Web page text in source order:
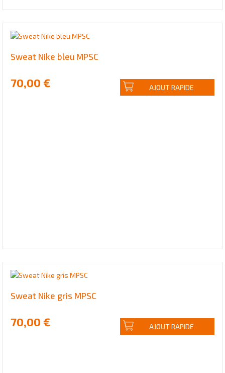
Sweat Nike bleu MPSC
70,00 € AJOUT RAPIDE
Sweat Nike gris MPSC
70,00 € AJOUT RAPIDE